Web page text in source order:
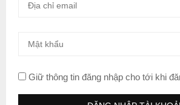
Giữ thông tin đăng nhập cho tới khi